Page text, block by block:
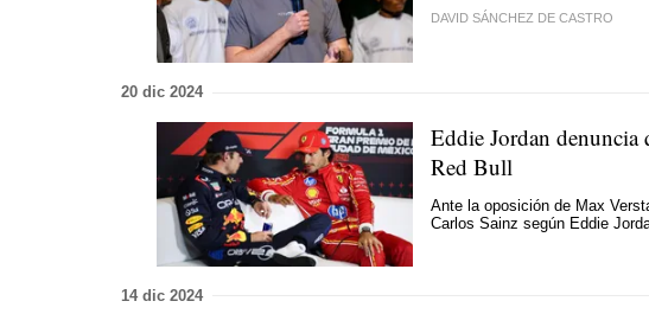
DAVID SÁNCHEZ DE CASTRO
20 dic 2024
Eddie Jordan denuncia
Red Bull
Ante la oposición de Max
Carlos Sainz según Eddie
14 dic 2024